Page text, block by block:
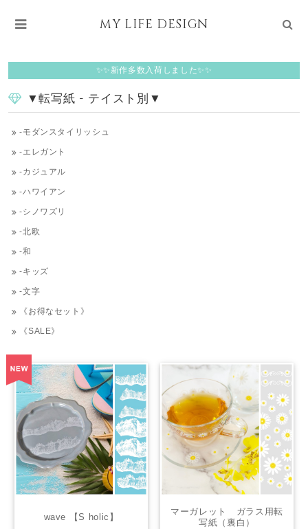
MY LIFE DESIGN
✨✨新作多数入荷しました✨✨
▼転写紙 - テイスト別▼
-モダンスタイリッシュ
‐エレガント
‐カジュアル
‐ハワイアン
-シノワズリ
-北欧
‐和
-キッズ
‐文字
《お得なセット》
《SALE》
wave 【S holic】
マーガレット ガラス用転
写紙（裏白）